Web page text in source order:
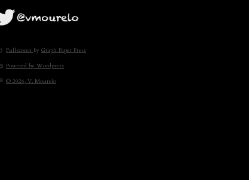
Fullscreen by Graph Paper Press
Powered by Wordpress
© 2026, V. Mourelo